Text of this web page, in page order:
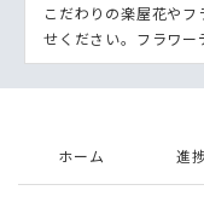
こだわりの楽屋花や
せください。フラワー
ホーム 進